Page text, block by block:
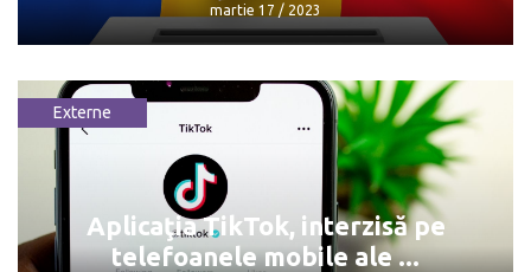
martie 17 / 2023
„Limba română” în toată legislația
Moldovei
martie 17 / 2023
Externe
Aplicaţia TikTok, interzisă pe
telefoanele mobile ale ...